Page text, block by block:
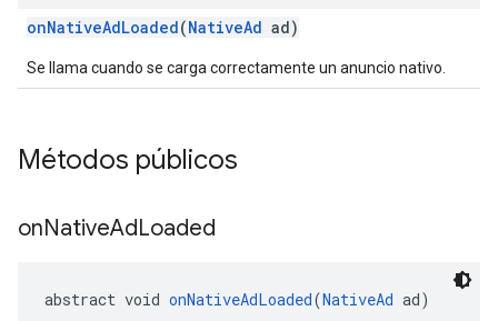
onNativeAdLoaded(NativeAd ad)
Se llama cuando se carga correctamente un anuncio nativo.
Métodos públicos
onNativeAdLoaded
abstract void onNativeAdLoaded(NativeAd ad)